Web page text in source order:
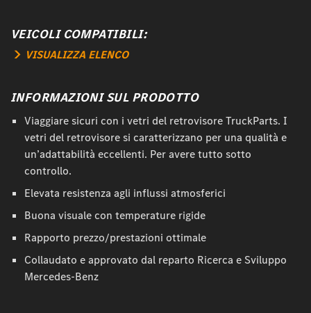
VEICOLI COMPATIBILI:
VISUALIZZA ELENCO
INFORMAZIONI SUL PRODOTTO
Viaggiare sicuri con i vetri del retrovisore TruckParts. I
vetri del retrovisore si caratterizzano per una qualità e
un’adattabilità eccellenti. Per avere tutto sotto
controllo.
Elevata resistenza agli influssi atmosferici
Buona visuale con temperature rigide
Rapporto prezzo/prestazioni ottimale
Collaudato e approvato dal reparto Ricerca e Sviluppo
Mercedes-Benz